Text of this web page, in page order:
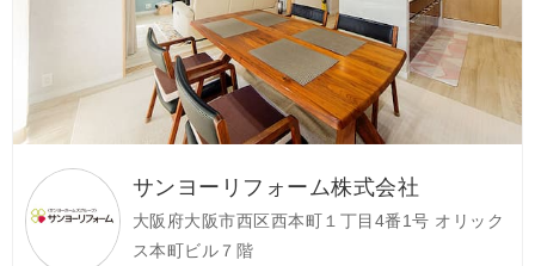
サンヨーリフォーム株式会社
大阪府大阪市西区西本町１丁目4番1号 オリック
ス本町ビル７階